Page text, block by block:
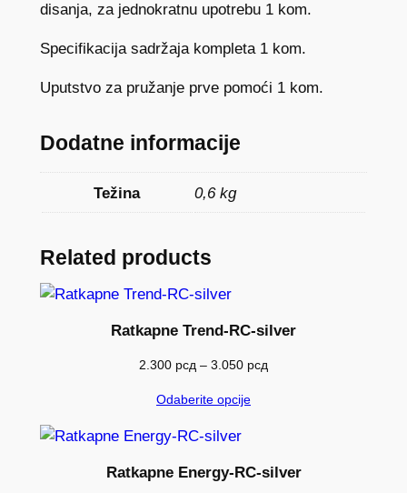
disanja, za jednokratnu upotrebu 1 kom.
Specifikacija sadržaja kompleta 1 kom.
Uputstvo za pružanje prve pomoći 1 kom.
Dodatne informacije
Težina 0,6 kg
Related products
Ratkapne Trend-RC-silver
2.300 рсд – 3.050 рсд
3.050 рсд
Odaberite opcije
Ratkapne Energy-RC-silver